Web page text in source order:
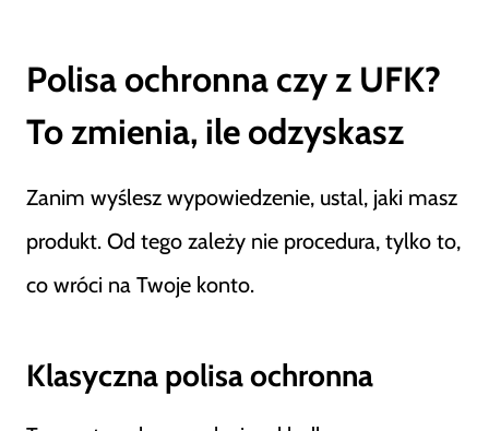
Polisa ochronna czy z UFK?
To zmienia, ile odzyskasz
Zanim wyślesz wypowiedzenie, ustal, jaki masz
produkt. Od tego zależy nie procedura, tylko to,
co wróci na Twoje konto.
Klasyczna polisa ochronna